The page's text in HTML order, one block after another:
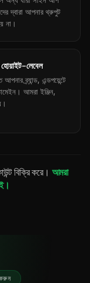
দ্বারা আপনার থ্রুপুট
না।
হোয়াইট-লেবেল
ব্র্যান্ড, এন্ডপয়েন্টে
আমরা ইঞ্জিন,
বিক্রি করে। আমরা